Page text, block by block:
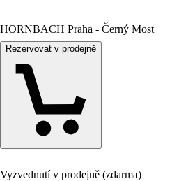
HORNBACH Praha - Černý Most
Rezervovat v prodejně
Vyzvednutí v prodejně (zdarma)